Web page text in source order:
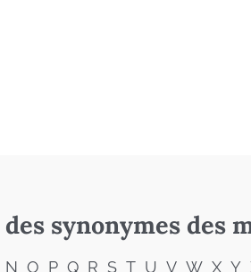
synonymes des
N O P Q R S T U V W X Y